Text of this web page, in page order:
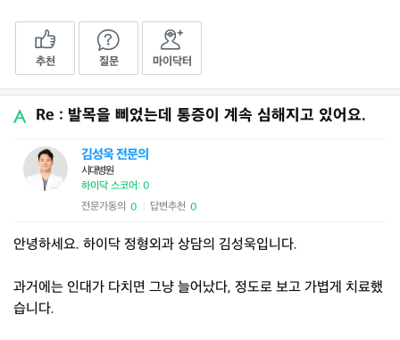
추천 질문 마이닥터
Re : 발목을 삐었는데 통증이 계속 심해지고 있어요.
김성욱 전문의
시대병원
하이닥 스코어: 0
전문가동의 0 답변추천 0
안녕하세요. 하이닥 정형외과 상담의 김성욱입니다.
과거에는 인대가 다치면 그냥 늘어났다, 정도로 보고 가볍게 치료했
습니다.